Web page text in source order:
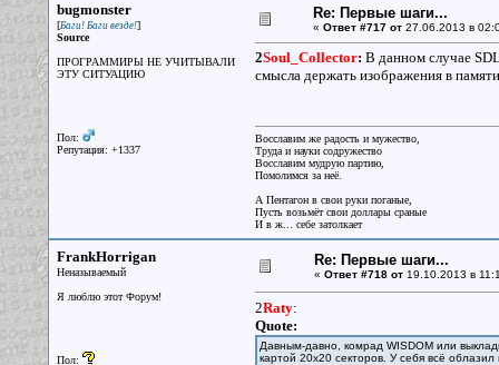
bugmonster
[Баги! Баги везде!]
Source
ПРОГРАММИРЫ НЕ УЧИТЫВАЛИ
ЭТУ СИТУАЦИЮ
Пол:
Репутация: +1337
Re: Первые шаги...
« Ответ #717 от27.06.2013 в
2Soul_Collector: В данном случае
смысла держать изображения в
Восславим же радость и мужество,
Труда и науки содружество
Восславим мудрую партию,
Помолимся за неё.
А Пентагон в свои руки поганые,
Пусть возьмёт свои доллары сраные
И в ж... себе затолкает
FrankHorrigan
Неназываемый
Я люблю этот Форум!
Пол:
Re: Первые шаги...
« Ответ #718 от19.10.2013 в
2Raty:
Quote:
Давным-давно, комрад WISDOM или
картой 20х20 секторов. У себя всё